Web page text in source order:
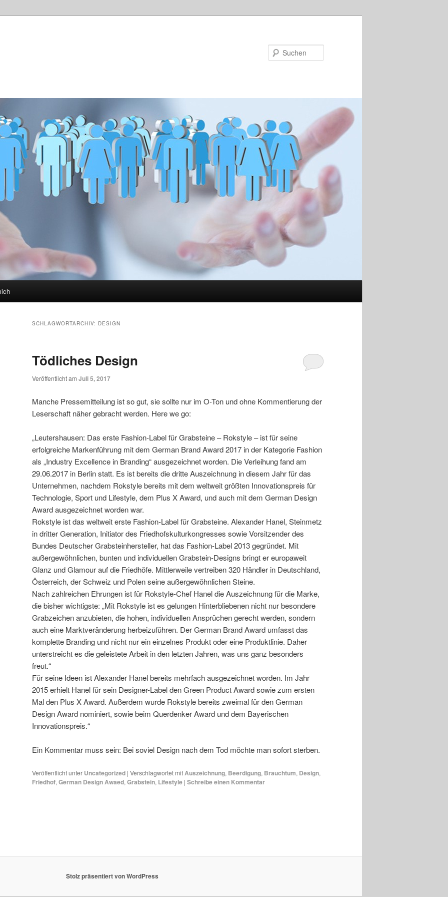
SCHLAGWORTARCHIV: DESIGN
Tödliches Design
Veröffentlicht am Juli 5, 2017
Manche Pressemitteilung ist so gut, sie sollte nur im O-Ton und ohne Kommentierung der
Leserschaft näher gebracht werden. Here we go:
„Leutershausen: Das erste Fashion-Label für Grabsteine – Rokstyle – ist für seine
erfolgreiche Markenführung mit dem German Brand Award 2017 in der Kategorie Fashion
als „Industry Excellence in Branding“ ausgezeichnet worden. Die Verleihung fand am
29.06.2017 in Berlin statt. Es ist bereits die dritte Auszeichnung in diesem Jahr für das
Unternehmen, nachdem Rokstyle bereits mit dem weltweit größten Innovationspreis für
Technologie, Sport und Lifestyle, dem Plus X Award, und auch mit dem German Design
Award ausgezeichnet worden war.
Rokstyle ist das weltweit erste Fashion-Label für Grabsteine. Alexander Hanel, Steinmetz
in dritter Generation, Initiator des Friedhofskulturkongresses sowie Vorsitzender des
Bundes Deutscher Grabsteinhersteller, hat das Fashion-Label 2013 gegründet. Mit
außergewöhnlichen, bunten und individuellen Grabstein-Designs bringt er europaweit
Glanz und Glamour auf die Friedhöfe. Mittlerweile vertreiben 320 Händler in Deutschland,
Österreich, der Schweiz und Polen seine außergewöhnlichen Steine.
Nach zahlreichen Ehrungen ist für Rokstyle-Chef Hanel die Auszeichnung für die Marke,
die bisher wichtigste: „Mit Rokstyle ist es gelungen Hinterbliebenen nicht nur besondere
Grabzeichen anzubieten, die hohen, individuellen Ansprüchen gerecht werden, sondern
auch eine Marktveränderung herbeizuführen. Der German Brand Award umfasst das
komplette Branding und nicht nur ein einzelnes Produkt oder eine Produktlinie. Daher
unterstreicht es die geleistete Arbeit in den letzten Jahren, was uns ganz besonders
freut.“
Für seine Ideen ist Alexander Hanel bereits mehrfach ausgezeichnet worden. Im Jahr
2015 erhielt Hanel für sein Designer-Label den Green Product Award sowie zum ersten
Mal den Plus X Award. Außerdem wurde Rokstyle bereits zweimal für den German
Design Award nominiert, sowie beim Querdenker Award und dem Bayerischen
Innovationspreis.“
Ein Kommentar muss sein: Bei soviel Design nach dem Tod möchte man sofort sterben.
Veröffentlicht unter Uncategorized | Verschlagwortet mitAuszeichnung, Beerdigung, Brauchtum, Design,
Friedhof, German Design Awaed, Grabstein, Lifestyle | Schreibe einen Kommentar
Stolz präsentiert von WordPress